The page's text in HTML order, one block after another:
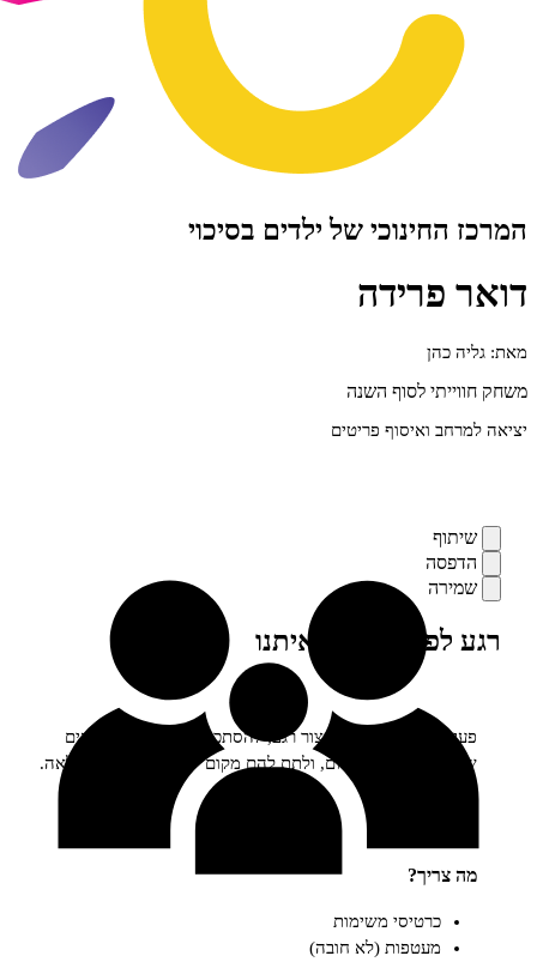
של ילדים בסיכוי
לסוף השנה
ואיסוף פריטים
מילה מאיתנו
זו מאפשרת לעצור רגע, להסתכל על הפרטים הקטנים
את היומיום, ולתת להם מקום לפני שממשיכים הלאה.
כרטיסי משימות
מעטפות (לא חובה)